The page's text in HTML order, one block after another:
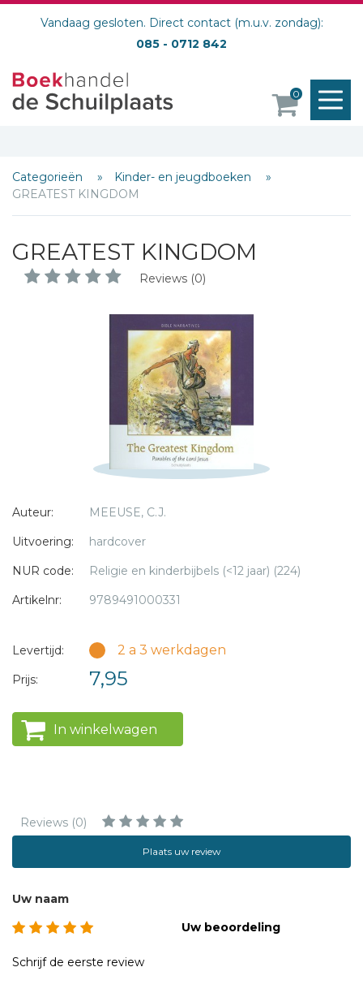
Vandaag gesloten. Direct contact (m.u.v. zondag):
085 - 0712 842
0
Categorieën
Kinder- en jeugdboeken
GREATEST KINGDOM
GREATEST KINGDOM
Reviews (0)
Auteur:
MEEUSE, C.J.
Uitvoering:
hardcover
NUR code:
Religie en kinderbijbels (<12 jaar) (224)
Artikelnr:
9789491000331
Levertijd: 2 a 3 werkdagen
Prijs: 7,95
In winkelwagen
Reviews (0)
Plaats uw review
Naam *
Uw naam
Uw beoordeling
Schrijf de eerste review